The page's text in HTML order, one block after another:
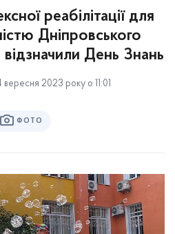
реабілітації для
Дніпровського
День Знань
вересня 2023 року о 11:01
ФОТО